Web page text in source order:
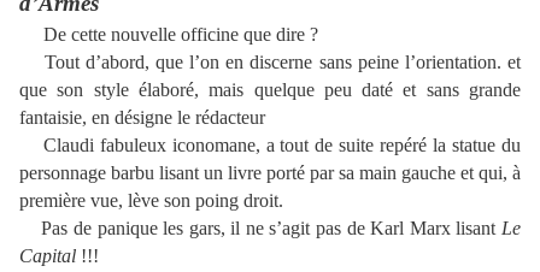
De cette nouvelle officine que dire ?
Tout d’abord, que l’on en discerne sans peine l’orientation. et
que son style élaboré, mais quelque peu daté et sans grande
fantaisie, en désigne le rédacteur
Claudi fabuleux iconomane, a tout de suite repéré la statue du
personnage barbu lisant un livre porté par sa main gauche et qui, à
première vue, lève son poing droit.
Pas de panique les gars, il ne s’agit pas de Karl Marx lisant Le
Capital !!!